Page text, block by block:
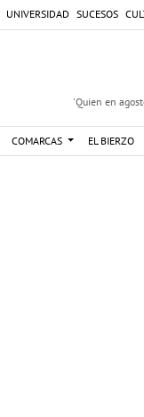
UNIVERSIDAD SUCESOS
'Quien en
COMARCAS EL BIERZO